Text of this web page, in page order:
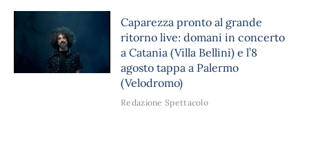
Caparezza pronto al grande
ritorno live: domani in concerto
a Catania (Villa Bellini) e l’8
agosto tappa a Palermo
(Velodromo)
Redazione Spettacolo